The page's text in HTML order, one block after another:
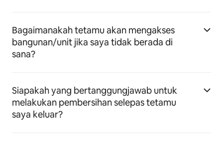
Bagaimanakah tetamu akan mengakses
bangunan/unit jika saya tidak berada di
sana?
Siapakah yang bertanggungjawab untuk
melakukan pembersihan selepas tetamu
saya keluar?